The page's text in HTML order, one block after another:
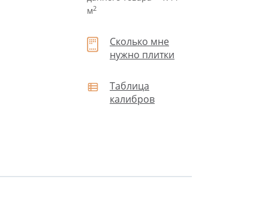
м2
Сколько мне
нужно плитки
Таблица
калибров